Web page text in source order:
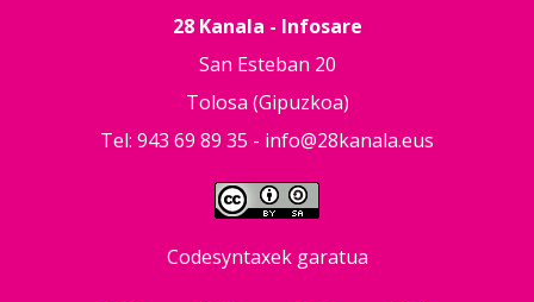
28 Kanala - Infosare
San Esteban 20
Tolosa (Gipuzkoa)
Tel: 943 69 89 35 - info@28kanala.eus
Codesyntaxek garatua